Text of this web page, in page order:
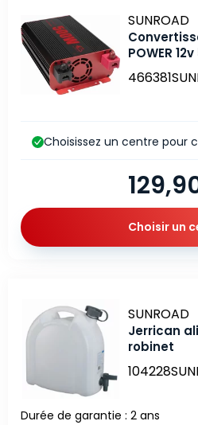
Marque
SUNROAD
POWER
Choisissez un centre pour
Choisir un
Marque
SUNROAD
Jerrican
robinet
Durée de garantie : 2 ans